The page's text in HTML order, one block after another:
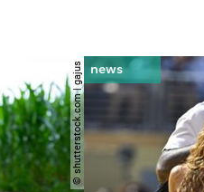
© shutterstock.com | gajus